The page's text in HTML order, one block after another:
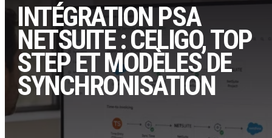
INTÉGRATION PSA
NETSUITE : CELIGO, TOP
STEP ET MODÈLES DE
SYNCHRONISATION